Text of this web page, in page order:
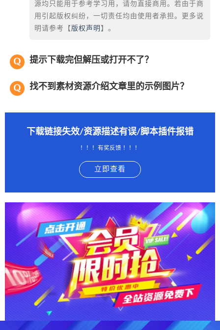
源均只能用于参考学习用，请勿直接商用。若由于商
用引起版权纠纷，一切责任均由使用者承担。更多说
明请参考【 版权声明 】。
提示下载完但解压或打开不了？
找不到素材资源介绍文章里的示例图片？
下载链接失效/资源描述有误/脚本插件报错
！！！有奖反馈 ！！！
立即查看